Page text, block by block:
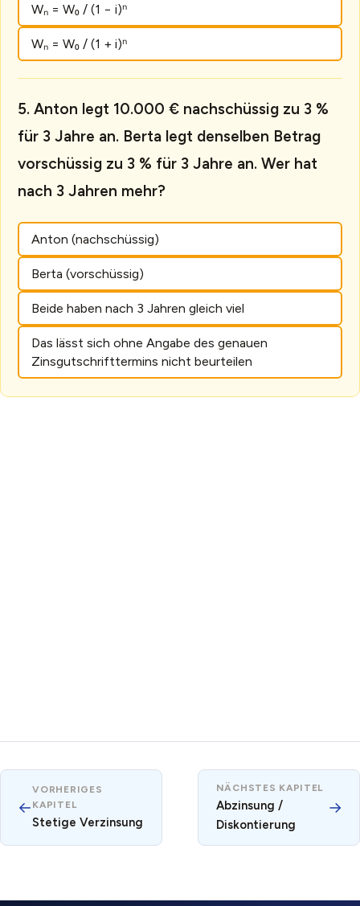
Wₙ = W₀ / (1 − i)ⁿ
Wₙ = W₀ / (1 + i)ⁿ
Anton legt 10.000 € nachschüssig zu 3 %
für 3 Jahre an. Berta legt denselben Betrag
vorschüssig zu 3 % für 3 Jahre an. Wer hat
nach 3 Jahren mehr?
Anton (nachschüssig)
Berta (vorschüssig)
Beide haben nach 3 Jahren gleich viel
Das lässt sich ohne Angabe des genauen
Zinsgutschrifttermins nicht beurteilen
←
VORHERIGES
KAPITEL
Stetige Verzinsung
NÄCHSTES KAPITEL
Abzinsung /
Diskontierung
→